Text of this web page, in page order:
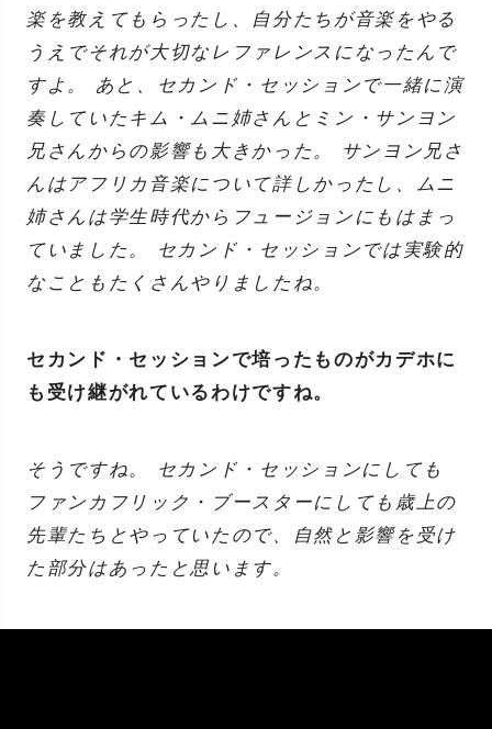
楽を教えてもらったし、自分たちが音楽をやる
うえでそれが大切なレファレンスになったんで
すよ。 あと、セカンド・セッションで一緒に演
奏していたキム・ムニ姉さんとミン・サンヨン
兄さんからの影響も大きかった。 サンヨン兄さ
んはアフリカ音楽について詳しかったし、ムニ
姉さんは学生時代からフュージョンにもはまっ
ていました。 セカンド・セッションでは実験的
なこともたくさんやりましたね。
セカンド・セッションで培ったものがカデホに
も受け継がれているわけですね。
そうですね。 セカンド・セッションにしても
ファンカフリック・ブースターにしても歳上の
先輩たちとやっていたので、自然と影響を受け
た部分はあったと思います。